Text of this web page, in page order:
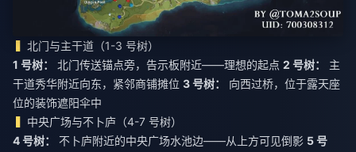
北门与主干道（1-3 号树）
1 号树：
北门传送锚点旁，告示板附近——理想的起点 2 号树：
主
干道秀华附近向东，紧邻商铺摊位 3 号树：
向西过桥，位于露天座
位的装饰遮阳伞中
中央广场与不卜庐（4-7 号树）
4 号树：
不卜庐附近的中央广场水池边——从上方可见倒影 5 号